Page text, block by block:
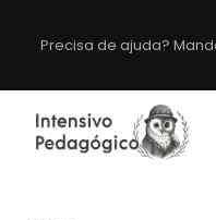
Precisa de ajuda?